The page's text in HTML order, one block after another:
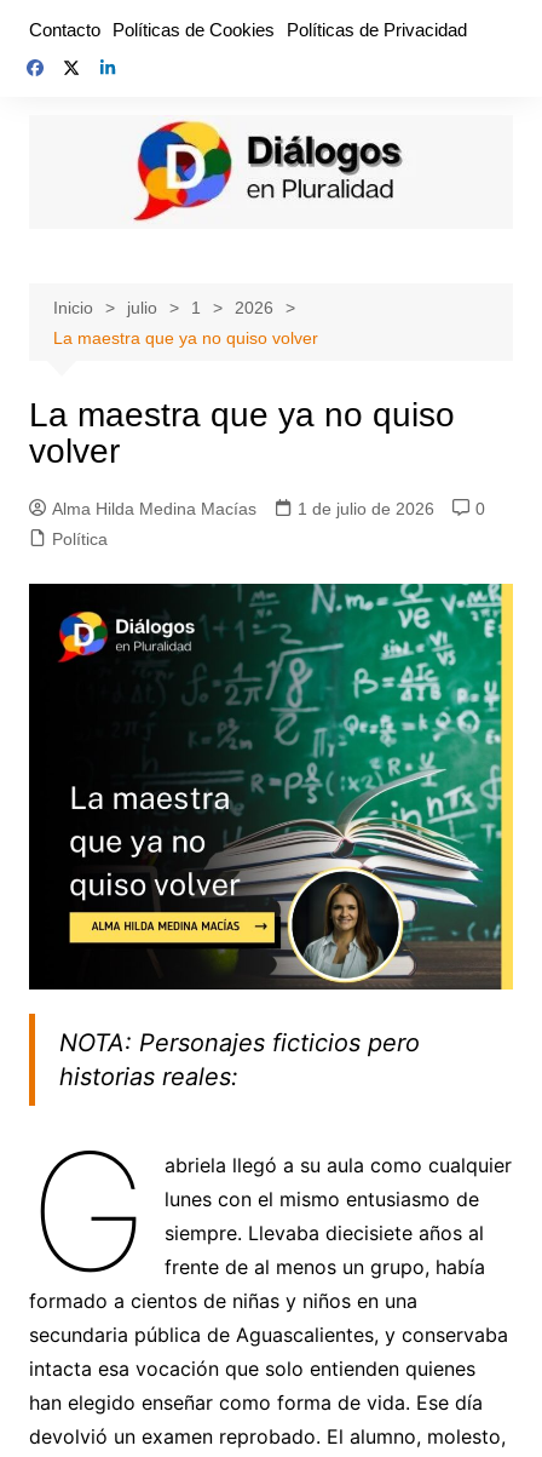
contenido
Contacto Políticas de Cookies Políticas de Privacidad
Inicio julio 1
2026
La maestra que ya no quiso volver
La maestra que ya no quiso
volver
Alma Hilda Medina Macías 1 de julio de 2026
0
Política
NOTA: Personajes ficticios pero
historias reales:
G
abriela llegó a su aula como cualquier
lunes con el mismo entusiasmo de
siempre. Llevaba diecisiete años al
frente de al menos un grupo, había
formado a cientos de niñas y niños en una
secundaria pública de Aguascalientes, y conservaba
intacta esa vocación que solo entienden quienes
han elegido enseñar como forma de vida. Ese día
devolvió un examen reprobado. El alumno, molesto,